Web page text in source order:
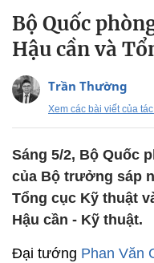
Bộ Quốc
Hậu cần và
Trần Thường
Xem các bài viết của
Sáng 5/2, Bộ Quốc
của Bộ trưởng sáp
Tổng cục Kỹ thuật
Hậu cần - Kỹ thuật.
Đại tướng Phan Văn